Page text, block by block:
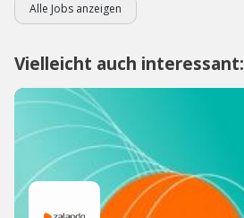
Alle Jobs anzeigen
Vielleicht auch interessant: